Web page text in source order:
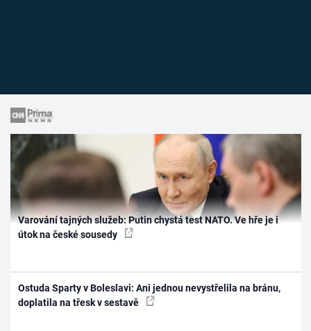
Varování tajných služeb: Putin chystá test NATO. Ve hře je i
útok na české sousedy
Ostuda Sparty v Boleslavi: Ani jednou nevystřelila na bránu,
doplatila na třesk v sestavě